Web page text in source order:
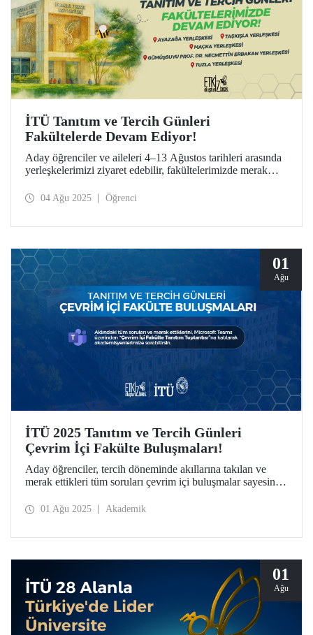
İTÜ Tanıtım ve Tercih Günleri
Fakültelerde Devam Ediyor!
Aday öğrenciler ve aileleri 4–13 Ağustos tarihleri arasında
yerleşkelerimizi ziyaret edebilir, fakültelerimizde merak
04 Ağu 2025 Öğrenci
01
Ağu
İTÜ 2025 Tanıtım ve Tercih Günleri
Çevrim İçi Fakülte Buluşmaları!
Aday öğrenciler, tercih döneminde akıllarına takılan ve
merak ettikleri tüm soruları çevrim içi buluşmalar sayesinde
hakkında detaylı bilgi alabiliyor.
01 Ağu 2025 Akademik
01
Ağu